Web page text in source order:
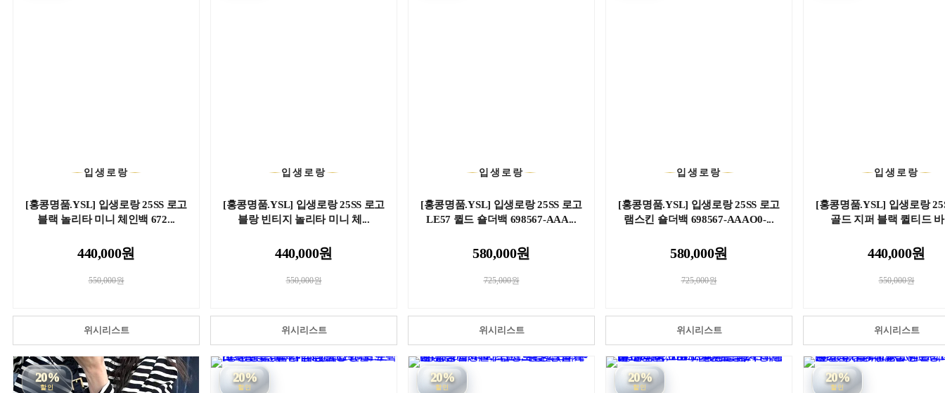
입생로랑
[홍콩명품.YSL] 입생로랑 25SS 로고
블랙 놀리타 미니 체인백 672...
440,000원
550,000원
위시리스트
입생로랑
[홍콩명품.YSL] 입생로랑 25SS 로고
블랑 빈티지 놀리타 미니 체...
440,000원
550,000원
위시리스트
입생로랑
[홍콩명품.YSL] 입생로랑 25SS 로고
LE57 퀼드 숄더백 698567-AAA...
580,000원
725,000원
위시리스트
입생로랑
[홍콩명품.YSL] 입생로랑 25SS 로고
램스킨 숄더백 698567-AAAO0-...
580,000원
725,000원
위시리스트
입생로랑
[홍콩명품.YSL] 입생로랑
골드 지퍼 블랙 퀼티드
440,000원
550,000원
위시리스트
20%
할인
20%
할인
20%
할인
20%
할인
20%
할인